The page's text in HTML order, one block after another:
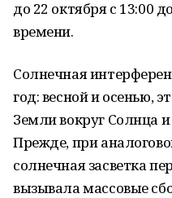
до 22 октября с 13:00
времени.
Солнечная
год: весной и осенью,
Земли вокруг Солнца
Прежде, при
солнечная засветка
вызывала массовые